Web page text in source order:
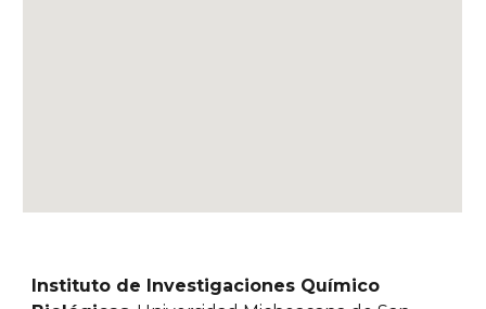
Instituto de Investigaciones Químico